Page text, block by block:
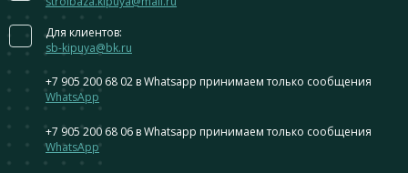
Для клиентов:
sb-kipuya@bk.ru
+7 905 200 68 02 в Whatsapp принимаем только сообщения
WhatsApp
+7 905 200 68 06 в Whatsapp принимаем только сообщения
WhatsApp